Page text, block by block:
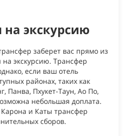
на экскурсию
заберет вас прямо из
на экскурсию. Трансфер
если ваш отель
районах, таких как
Панва, Пхукет-Таун, Ао По,
небольшая доплата.
Карона и Каты трансфер
сборов.